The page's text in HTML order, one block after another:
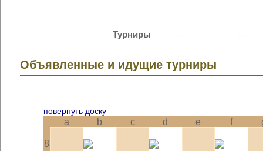
Турниры
Объявленные и идущие турниры
повернуть доску
a b c d e f
8